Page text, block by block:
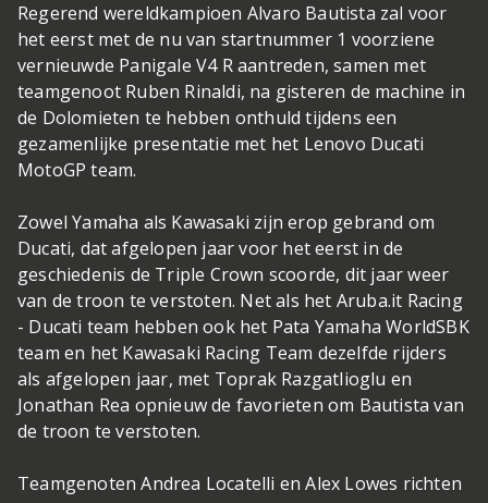
Regerend wereldkampioen Alvaro Bautista zal voor
het eerst met de nu van startnummer 1 voorziene
vernieuwde Panigale V4 R aantreden, samen met
teamgenoot Ruben Rinaldi, na gisteren de machine in
de Dolomieten te hebben onthuld tijdens een
gezamenlijke presentatie met het Lenovo Ducati
MotoGP team.
Zowel Yamaha als Kawasaki zijn erop gebrand om
Ducati, dat afgelopen jaar voor het eerst in de
geschiedenis de Triple Crown scoorde, dit jaar weer
van de troon te verstoten. Net als het Aruba.it Racing
- Ducati team hebben ook het Pata Yamaha WorldSBK
team en het Kawasaki Racing Team dezelfde rijders
als afgelopen jaar, met Toprak Razgatlioglu en
Jonathan Rea opnieuw de favorieten om Bautista van
de troon te verstoten.
Teamgenoten Andrea Locatelli en Alex Lowes richten